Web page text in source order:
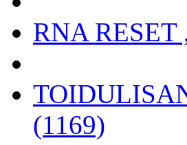
RNA RESET
(1169)